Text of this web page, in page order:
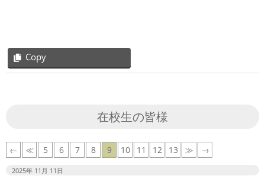
Copy
在校生の皆様
← ≪ 5 6 7 8 9 10 11 12 13 ≫ →
2025年 11月 11日